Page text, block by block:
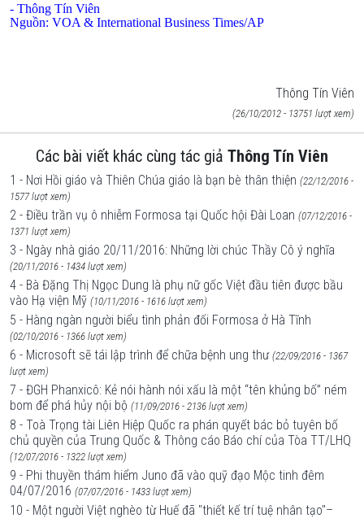
- Thông Tín Viên
Nguồn: VOA & International Business Times/AP
Thông Tín Viên
(26/10/2012 - 13751 lượt xem)
Các bài viết khác cùng tác giả Thông Tín Viên
1 - Nơi Hồi giáo và Thiên Chúa giáo là bạn bè thân thiện (22/12/2016 -
1577 lượt xem)
2 - Điều trần vụ ô nhiễm Formosa tại Quốc hội Đài Loan (07/12/2016 -
1371 lượt xem)
3 - Ngày nhà giáo 20/11/2016: Những lời chúc Thầy Cô ý nghĩa
(20/11/2016 - 1434 lượt xem)
4 - Bà Đặng Thị Ngọc Dung là phụ nữ gốc Việt đầu tiên được bầu
vào Hạ viện Mỹ (10/11/2016 - 1616 lượt xem)
5 - Hàng ngàn người biểu tình phản đối Formosa ở Hà Tĩnh
(02/10/2016 - 1366 lượt xem)
6 - Microsoft sẽ tái lập trình để chữa bệnh ung thư (22/09/2016 - 1367
lượt xem)
7 - ĐGH Phanxicô: Kẻ nói hành nói xấu là một “tên khủng bố” ném
bom để phá hủy nội bộ (11/09/2016 - 2136 lượt xem)
8 - Toà Trọng tài Liên Hiệp Quốc ra phán quyết bác bỏ tuyên bố
chủ quyền của Trung Quốc & Thông cáo Báo chí của Tòa TT/LHQ
(12/07/2016 - 1322 lượt xem)
9 - Phi thuyền thám hiểm Juno đã vào quỹ đạo Mộc tinh đêm
04/07/2016 (07/07/2016 - 1433 lượt xem)
10 - Một người Việt nghèo từ Huế đã "thiết kế trí tuệ nhân tạo"–